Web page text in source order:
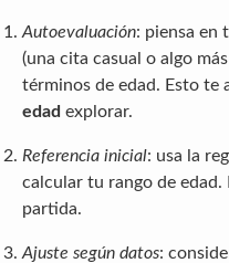
Autoevaluación: piensa en
(una cita casual o algo
términos de edad. Esto te
edad explorar.
Referencia inicial: usa la
calcular tu rango de edad.
partida.
Ajuste según datos: